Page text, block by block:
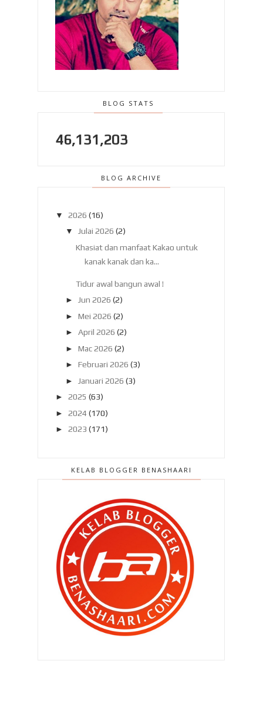
BLOG STATS
46,131,203
BLOG ARCHIVE
▼ 2026 (16)
▼
Julai 2026 (2)
Khasiat dan manfaat Kakao untuk
kanak kanak dan ka...
Tidur awal bangun awal !
► Jun 2026 (2)
► Mei 2026 (2)
► April 2026 (2)
► Mac 2026 (2)
► Februari 2026 (3)
►
Januari 2026 (3)
► 2025 (63)
► 2024 (170)
► 2023 (171)
►2020(329)
2018(420)
2017 (648)
►2016(788)
►2015
(1019)
► 2014 (1504)
►2013(2151)
►2012(2986)
2011(4966)
KELAB BLOGGER BENASHAARI